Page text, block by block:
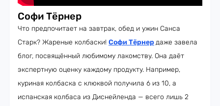
Софи Тёрнер
Что предпочитает на завтрак, обед и ужин Санса
Старк? Жареные колбаски! Софи Тёрнер даже завела
блог, посвящённый любимому лакомству. Она даёт
экспертную оценку каждому продукту. Например,
куриная колбаска с клюквой получила 6 из 10, а
испанская колбаса из Диснейленда — всего лишь 2